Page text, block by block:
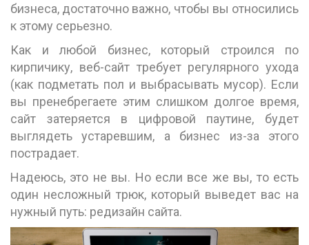
бизнеса, достаточно важно, чтобы вы относились
к этому серьезно.
Как и любой бизнес, который строился по
кирпичику, веб-сайт требует регулярного ухода
(как подметать пол и выбрасывать мусор). Если
вы пренебрегаете этим слишком долгое время,
сайт затеряется в цифровой паутине, будет
выглядеть устаревшим, а бизнес из-за этого
пострадает.
Надеюсь, это не вы. Но если все же вы, то есть
один несложный трюк, который выведет вас на
нужный путь: редизайн сайта.